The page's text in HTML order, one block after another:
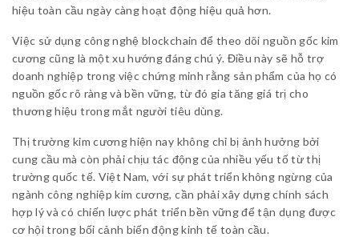
hiệu toàn cầu ngày càng hoạt động hiệu quả hơn.
Việc sử dụng công nghệ blockchain để theo dõi nguồn gốc kim
cương cũng là một xu hướng đáng chú ý. Điều này sẽ hỗ trợ
doanh nghiệp trong việc chứng minh rằng sản phẩm của họ có
nguồn gốc rõ ràng và bền vững, từ đó gia tăng giá trị cho
thương hiệu trong mắt người tiêu dùng.
Thị trường kim cương hiện nay không chỉ bị ảnh hưởng bởi
cung cầu mà còn phải chịu tác động của nhiều yếu tố từ thị
trường quốc tế. Việt Nam, với sự phát triển không ngừng của
ngành công nghiệp kim cương, cần phải xây dựng chính sách
hợp lý và có chiến lược phát triển bền vững để tận dụng được
cơ hội trong bối cảnh biến động kinh tế toàn cầu.